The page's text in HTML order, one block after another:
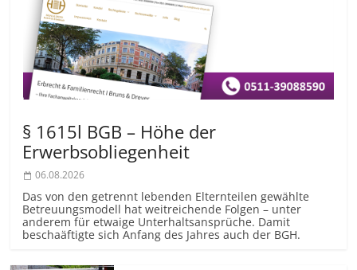
§ 1615l BGB – Höhe der
Erwerbsobliegenheit
06.08.2026
Das von den getrennt lebenden Elternteilen gewählte
Betreuungsmodell hat weitreichende Folgen – unter
anderem für etwaige Unterhaltsansprüche. Damit
beschaäftigte sich Anfang des Jahres auch der BGH.